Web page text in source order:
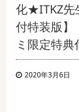
化★ITKZ先
付特装版】
ミ限定特典
2020年3月6日